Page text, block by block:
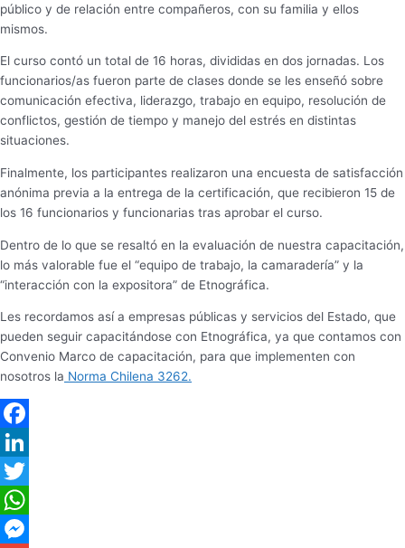
público y de relación entre compañeros, con su familia y ellos
mismos.
El curso contó un total de 16 horas, divididas en dos jornadas. Los
funcionarios/as fueron parte de clases donde se les enseñó sobre
comunicación efectiva, liderazgo, trabajo en equipo, resolución de
conflictos, gestión de tiempo y manejo del estrés en distintas
situaciones.
Finalmente, los participantes realizaron una encuesta de satisfacción
anónima previa a la entrega de la certificación, que recibieron 15 de
los 16 funcionarios y funcionarias tras aprobar el curso.
Dentro de lo que se resaltó en la evaluación de nuestra capacitación,
lo más valorable fue el “equipo de trabajo, la camaradería” y la
“interacción con la expositora” de Etnográfica.
Les recordamos así a empresas públicas y servicios del Estado, que
pueden seguir capacitándose con Etnográfica, ya que contamos con
Convenio Marco de capacitación, para que implementen con
nosotros la Norma Chilena 3262.
Facebook
LinkedIn
Twitter
WhatsApp